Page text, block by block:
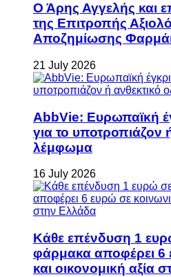
Ο Άρης Αγγελής και
της Επιτροπής
Αποζημίωσης
21 July 2026
AbbVie: Ευρωπαϊκή
για το υποτροπιάζον
λέμφωμα
16 July 2026
Κάθε επένδυση 1
φάρμακα αποφέρει 6
και οικονομική αξία